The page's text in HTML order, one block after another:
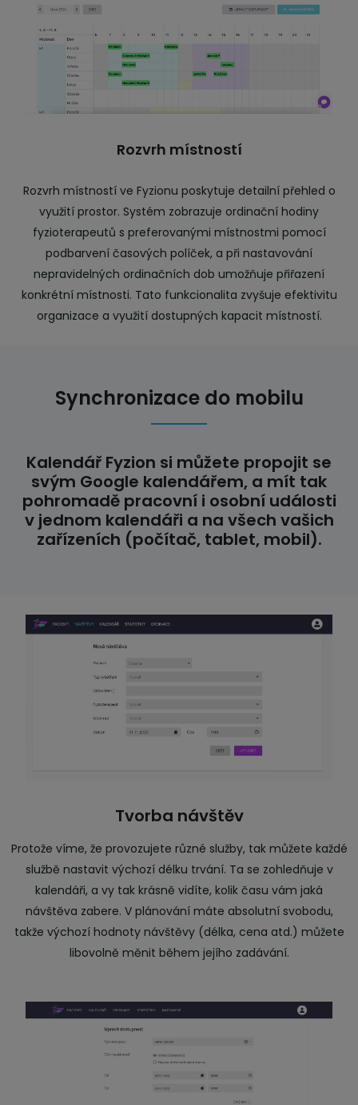
Rozvrh místností
Rozvrh místností ve Fyzionu poskytuje detailní přehled o
využití prostor. Systém zobrazuje ordinační hodiny
fyzioterapeutů s preferovanými místnostmi pomocí
podbarvení časových políček, a při nastavování
nepravidelných ordinačních dob umožňuje přiřazení
konkrétní místnosti. Tato funkcionalita zvyšuje efektivitu
organizace a využití dostupných kapacit místností.
Synchronizace do mobilu
Kalendář Fyzion si můžete propojit se
svým Google kalendářem, a mít tak
pohromadě pracovní i osobní události
v jednom kalendáři a na všech vašich
zařízeních (počítač, tablet, mobil).
Tvorba návštěv
Protože víme, že provozujete různé služby, tak můžete každé
službě nastavit výchozí délku trvání. Ta se zohledňuje v
kalendáři, a vy tak krásně vidíte, kolik času vám jaká
návštěva zabere. V plánování máte absolutní svobodu,
takže výchozí hodnoty návštěvy (délka, cena atd.) můžete
libovolně měnit během jejího zadávání.